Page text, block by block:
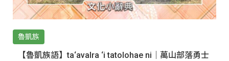
魯凱族
【魯凱族語】ta‘avalra ‘i tatolohae ni｜萬山部落勇士